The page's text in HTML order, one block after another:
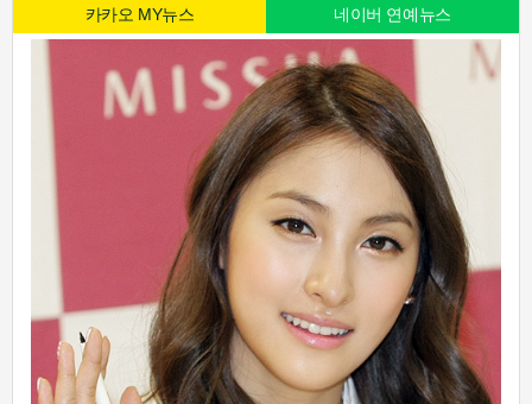
카카오 MY뉴스 네이버 연예뉴스